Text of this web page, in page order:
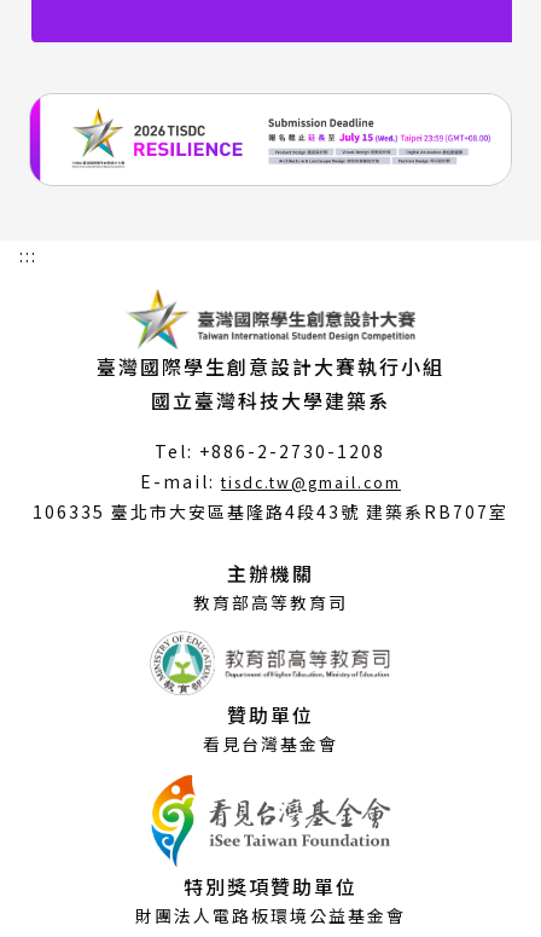
:::
臺灣國際學生創意設計大賽執行小組
國立臺灣科技大學建築系
Tel: +886-2-2730-1208
E-mail:tisdc.tw@gmail.com
開
106335 臺北市大安區基隆路4段43號 建築系RB707室
主辦機關
教育部高等教育司
贊助單位
看見台灣基金會
特別獎項贊助單位
財團法人電路板環境公益基金會